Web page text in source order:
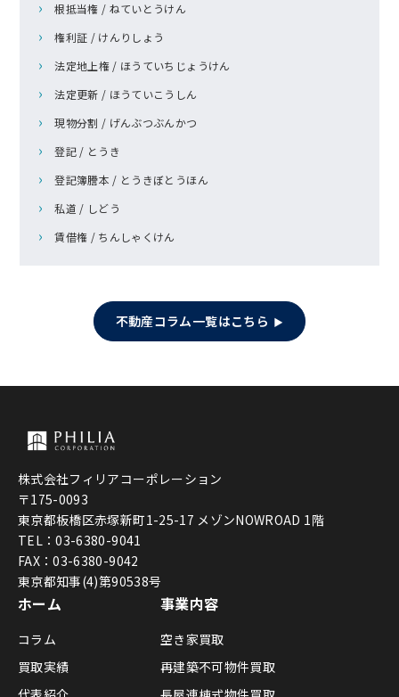
根抵当権 / ねていとうけん
権利証 / けんりしょう
法定地上権 / ほうていちじょうけん
法定更新 / ほうていこうしん
現物分割 / げんぶつぶんかつ
登記 / とうき
登記簿謄本 / とうきぼとうほん
私道 / しどう
賃借権 / ちんしゃくけん
不動産コラム一覧はこちら
株式会社フィリアコーポレーション
〒175-0093
東京都板橋区赤塚新町1-25-17 メゾンNOWROAD 1階
TEL：03-6380-9041
FAX：03-6380-9042
東京都知事(4)第90538号
ホーム
コラム
買取実績
事業内容
空き家買取
再建築不可物件買取